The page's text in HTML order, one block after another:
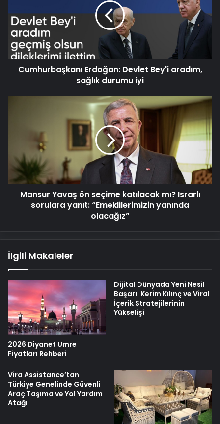
aradım,
sağlık
durumu
iyi
Cumhurbaşkanı Erdoğan: Devlet Bey'i aradım,
sağlık durumu iyi
Israrlı
sorulara
yanıt:
“Emeklilerimizin
Mansur Yavaş ön seçime katılacak mı? Israrlı
sorulara yanıt: “Emeklilerimizin yanında
olacağız”
İlgili Makaleler
2026 Diyanet Umre
Fiyatları Rehberi
Dijital Dünyada Yeni Nesil
Başarı: Kerim Kılınç ve Viral
İçerik Stratejilerinin
Yükselişi
Vira Assistance’tan
Türkiye Genelinde Güvenli
Araç Taşıma ve Yol Yardım
Atağı